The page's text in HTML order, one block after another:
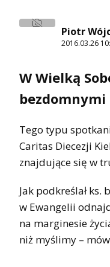
Piotr
2016.03.26
W Wielką
bezdomnymi
Tego typu
Caritas Diecezji
znajdujące się w
Jak podkreślał
w Ewangelii
na marginesie
niż myślimy –